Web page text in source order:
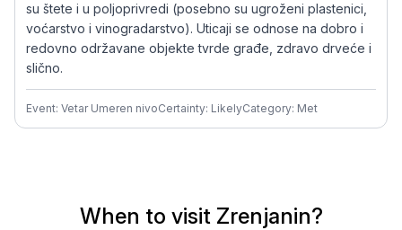
su štete i u poljoprivredi (posebno su ugroženi plastenici,
voćarstvo i vinogradarstvo). Uticaji se odnose na dobro i
redovno održavane objekte tvrde građe, zdravo drveće i
slično.
Event: Vetar Umeren nivoCertainty: LikelyCategory: Met
When to visit Zrenjanin?